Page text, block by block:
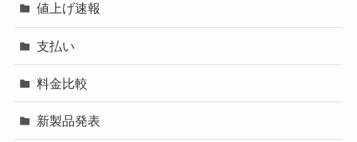
値上げ速報
支払い
料金比較
新製品発表